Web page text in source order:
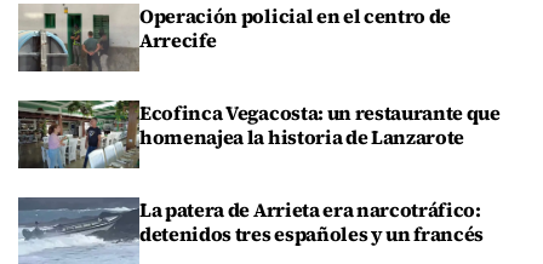
Operación policial en el centro de
Arrecife
Ecofinca Vegacosta: un restaurante que
homenajea la historia de Lanzarote
La patera de Arrieta era narcotráfico:
detenidos tres españoles y un francés